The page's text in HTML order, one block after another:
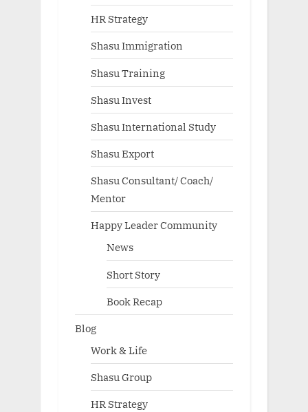
HR Strategy
Shasu Immigration
Shasu Training
Shasu Invest
Shasu International Study
Shasu Export
Shasu Consultant/ Coach/
Mentor
Happy Leader Community
News
Short Story
Book Recap
Blog
Work & Life
Shasu Group
HR Strategy